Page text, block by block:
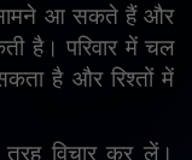
आ सकते हैं और
है। परिवार में चल
है और रिश्तों में
विचार कर लें।